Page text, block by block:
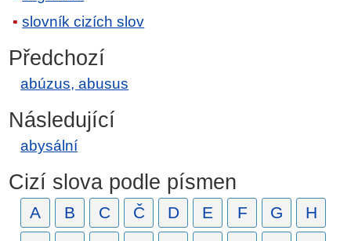
slovník cizích slov
Předchozí
abúzus, abusus
Následující
abysální
Cizí slova podle písmen
A B C Č D E F G
H